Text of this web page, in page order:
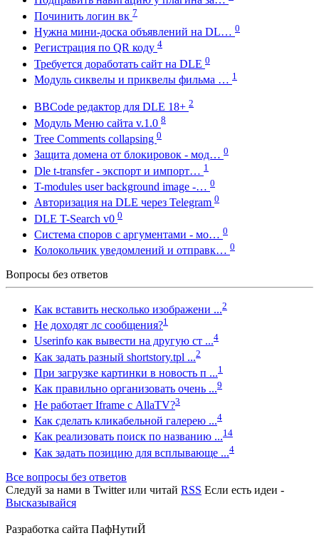
Починить логин вк 7
Нужна мини-доска объявлений на DL… 0
Регистрация по QR коду 4
Требуется доработать сайт на DLE 0
Модуль сиквелы и приквелы фильма … 1
BBCode редактор для DLE 18+ 2
Модуль Меню сайта v.1.0 8
Tree Comments collapsing 0
Защита домена от блокировок - мод… 0
Dle t-transfer - экспорт и импорт… 1
T-modules user background image -… 0
Авторизация на DLE через Telegram 0
DLE T-Search v0 0
Система споров с аргументами - мо… 0
Колокольчик уведомлений и отправк… 0
Вопросы без ответов
Как вставить несколько изображени ...2
Не доходят лс сообщения?1
Userinfo как вывести на другую ст ...4
Как задать разный shortstory.tpl ...2
При загрузке картинки в новость п ...1
Как правильно организовать очень ...9
Не работает Iframe с AllaTV?3
Как сделать кликабельной галерею ...4
Как реализовать поиск по названию ...14
Как задать позицию для всплывающе ...4
Все вопросы без ответов
Следуй за нами в Twitterили читай RSS Если есть идеи -
Высказывайся
Разработка сайта ПафНутиЙ